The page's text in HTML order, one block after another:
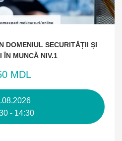
DOMENIUL SECURITĂȚII ȘI
ÎN MUNCĂ NIV.1
MDL
- 14:30